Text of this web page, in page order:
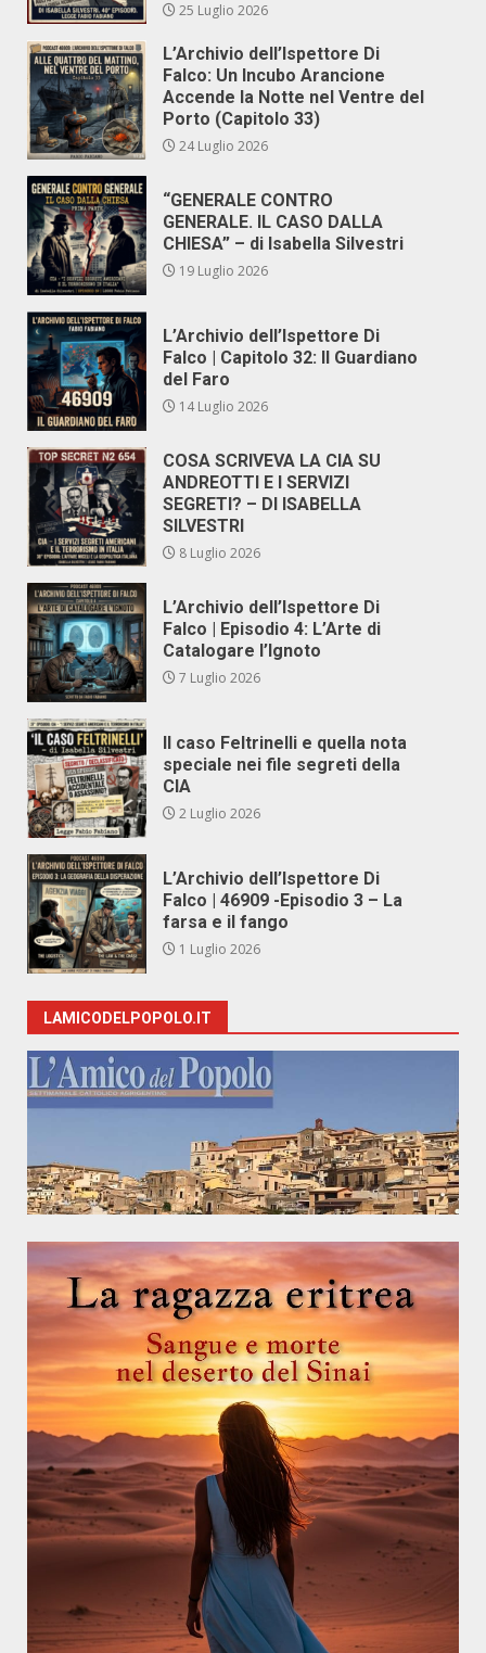
25 Luglio 2026
L’Archivio dell’Ispettore Di
Falco: Un Incubo Arancione
Accende la Notte nel Ventre del
Porto (Capitolo 33)
24 Luglio 2026
“GENERALE CONTRO
GENERALE. IL CASO DALLA
CHIESA” – di Isabella Silvestri
19 Luglio 2026
L’Archivio dell’Ispettore Di
Falco | Capitolo 32: Il Guardiano
del Faro
14 Luglio 2026
COSA SCRIVEVA LA CIA SU
ANDREOTTI E I SERVIZI
SEGRETI? – DI ISABELLA
SILVESTRI
8 Luglio 2026
L’Archivio dell’Ispettore Di
Falco | Episodio 4: L’Arte di
Catalogare l’Ignoto
7 Luglio 2026
Il caso Feltrinelli e quella nota
speciale nei file segreti della
CIA
2 Luglio 2026
L’Archivio dell’Ispettore Di
Falco | 46909 -Episodio 3 – La
farsa e il fango
1 Luglio 2026
LAMICODELPOPOLO.IT